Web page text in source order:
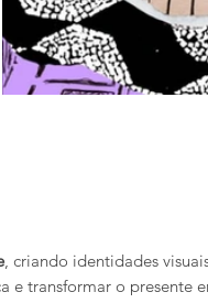
, criando identidades
e transformar o presente